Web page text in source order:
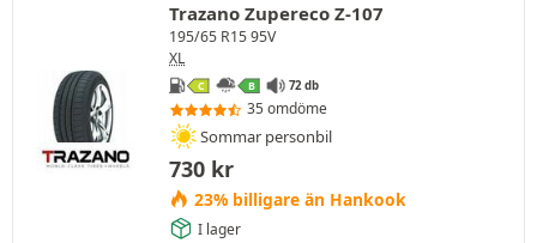
Trazano Zupereco Z-107
195/65 R15 95V
XL
C B 72 db
35 omdöme
Sommar personbil
730 kr
23% billigare än Hankook
I lager